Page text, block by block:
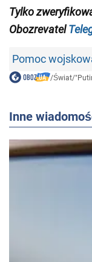
Tylko
Obozrevatel
Pomoc
/Świat/
Inne